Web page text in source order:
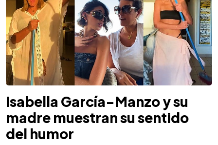
Isabella García-Manzo y su
madre muestran su sentido
del humor